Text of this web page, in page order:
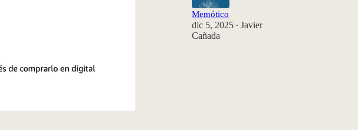
Memótico
dic 5, 2025 • Javier
Cañada